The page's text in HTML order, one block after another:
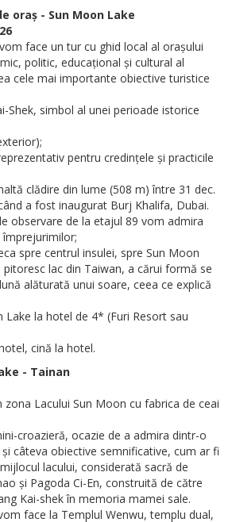
oraș - Sun Moon Lake
face un tur cu ghid local al orașului
politic, educațional și cultural al
cele mai importante obiective turistice
Shek, simbol al unei perioade istorice
pentru credințele și practicile
clădire din lume (508 m) între 31 dec.
a fost inaugurat Burj Khalifa, Dubai.
observare de la etajul 89 vom admira
spre centrul insulei, spre Sun Moon
lac din Taiwan, a cărui formă se
alăturată unui soare, ceea ce explică
Lake la hotel de 4* (Furi Resort sau
cină la hotel.
- Tainan
zona Lacului Sun Moon cu fabrica de ceai
croazieră, ocazie de a admira dintr-o
câteva obiective semnificative, cum ar fi
lacului, considerată sacră de
și Pagoda Ci-En, construită de către
Kai-shek în memoria mamei sale.
face la Templul Wenwu, templu dual,